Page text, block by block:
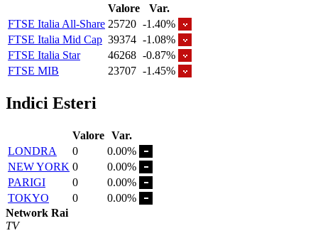
Valore
Var.
FTSE Italia All-Share 25720 -1.40%
FTSE Italia Mid Cap 39374 -1.08%
FTSE Italia Star
46268 -0.87%
FTSE MIB
23707 -1.45%
Indici Esteri
Valore Var.
LONDRA
0
0.00%
NEW YORK 0
0.00%
PARIGI
0
0.00%
TOKYO
0
0.00%
Network Rai
TV